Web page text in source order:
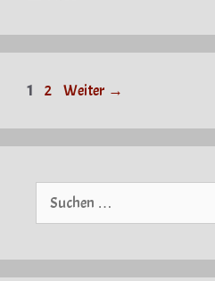
Seite
1 Seite
2 Weiter →